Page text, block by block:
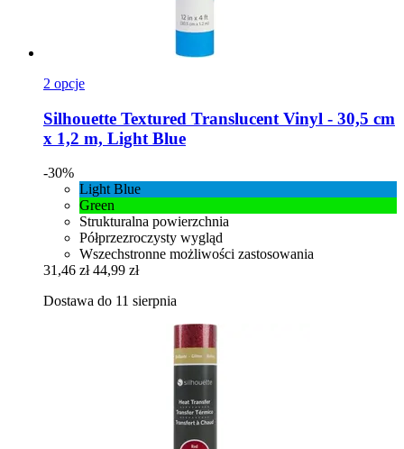
2 opcje
Silhouette Textured Translucent Vinyl -​ 30,5 cm
x 1,2 m, Light Blue
-30%
Light Blue
Green
Strukturalna powierzchnia
Półprzezroczysty wygląd
Wszechstronne możliwości zastosowania
31,46 zł 44,99 zł
Dostawa do 11 sierpnia